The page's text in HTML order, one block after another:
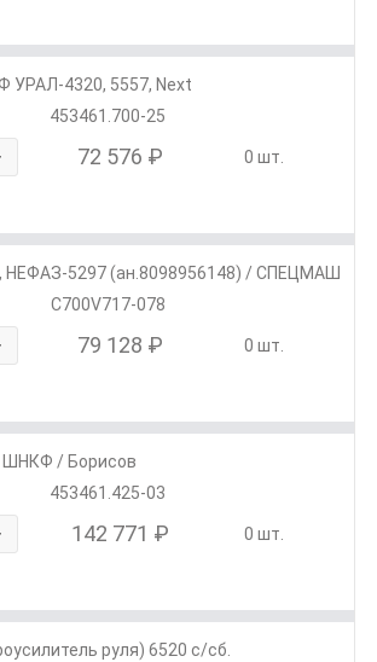
УРАЛ-4320, 5557, Next
453461.700-25
72 576 ₽ 0 шт.
НЕФАЗ-5297 (ан.8098956148) / СПЕЦМАШ
С700V717-078
79 128 ₽ 0 шт.
ШНКФ / Борисов
453461.425-03
142 771 ₽ 0 шт.
руля) 6520 с/сб.